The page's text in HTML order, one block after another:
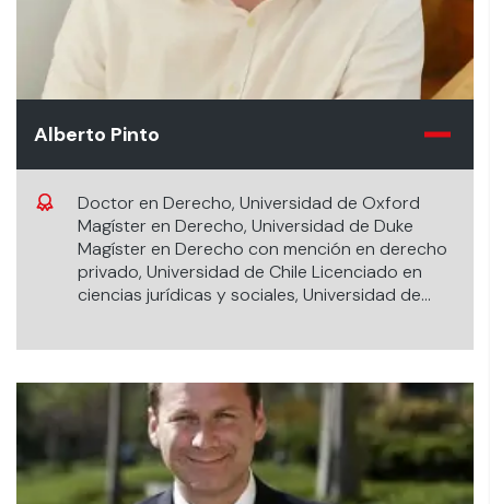
Alberto Pinto
Doctor en Derecho, Universidad de Oxford
Magíster en Derecho, Universidad de Duke
Magíster en Derecho con mención en derecho
privado, Universidad de Chile Licenciado en
ciencias jurídicas y sociales, Universidad de
privado chileno”. Fondecyt Regular N° 1200064
de 2020 (co-investigador), “La dignidad en el
derecho privado chileno”.